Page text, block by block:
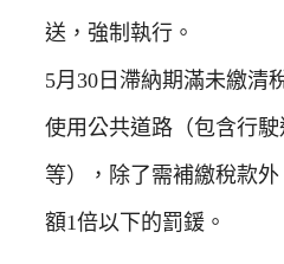
送，強制執行。
5月30日滯納期滿未繳清
使用公共道路（包含行
等），除了需補繳稅款
額1倍以下的罰鍰。